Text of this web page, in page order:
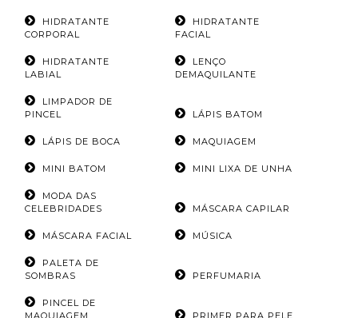
HIDRATANTE
CORPORAL
HIDRATANTE
FACIAL
HIDRATANTE
LABIAL
LENÇO
DEMAQUILANTE
LIMPADOR DE
PINCEL
LÁPIS BATOM
LÁPIS DE BOCA MAQUIAGEM
MINI BATOM MINI LIXA DE UNHA
MODA DAS
CELEBRIDADES
MÁSCARA CAPILAR
MÁSCARA FACIAL MÚSICA
PALETA DE
SOMBRAS
PERFUMARIA
PINCEL DE